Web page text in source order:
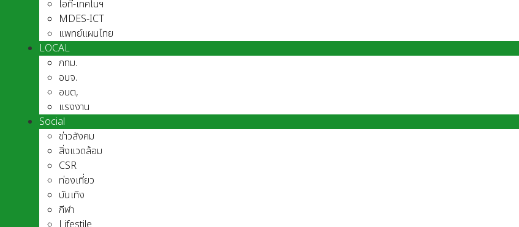
ไอที-เทคโนฯ
MDES-ICT
แพทย์แผนไทย
LOCAL
กทม.
อบจ.
อบต,
แรงงาน
Social
ข่าวสังคม
สิ่งแวดล้อม
CSR
ท่องเที่ยว
บันเทิง
กีฬา